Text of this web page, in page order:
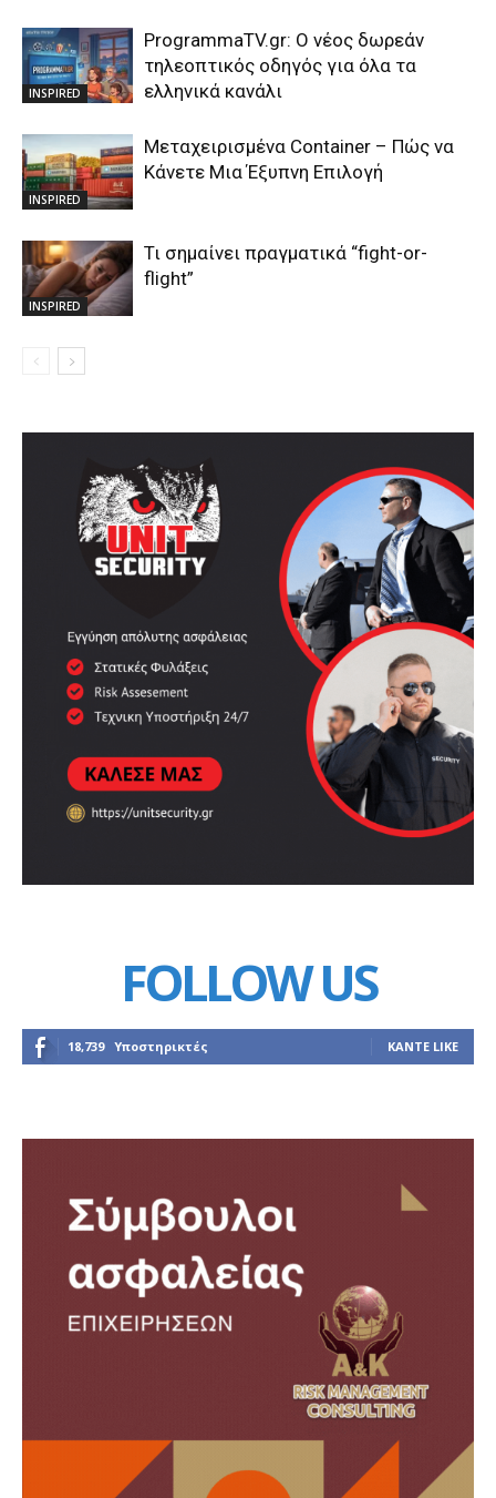
INSPIRED
ProgrammaTV.gr: Ο νέος δωρεάν
τηλεοπτικός οδηγός για όλα τα
ελληνικά κανάλι
INSPIRED
Μεταχειρισμένα Container – Πώς να
Κάνετε Μια Έξυπνη Επιλογή
INSPIRED
Τι σημαίνει πραγματικά “fight-or-
flight”
FOLLOW US
18,739 Υποστηρικτές ΚΆΝΤΕ LIKE